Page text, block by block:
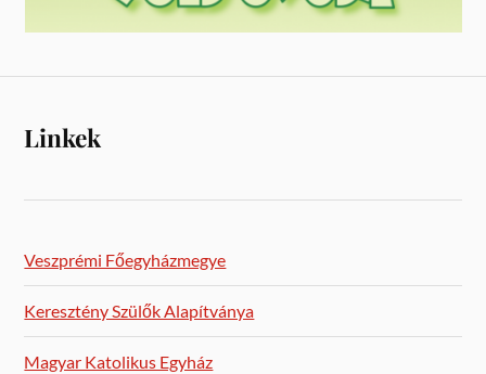
Linkek
Veszprémi Főegyházmegye
Keresztény Szülők Alapítványa
Magyar Katolikus Egyház